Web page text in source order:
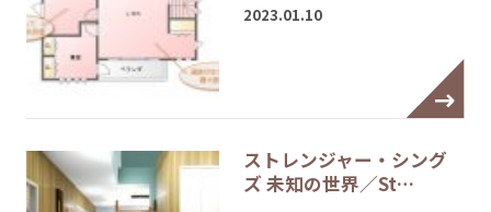
2023.01.10
ストレンジャー・シング
ズ 未知の世界／St…